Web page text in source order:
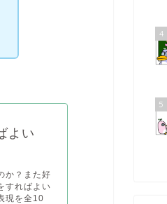
よい
か？また好
すればよい
現を全10
4
5